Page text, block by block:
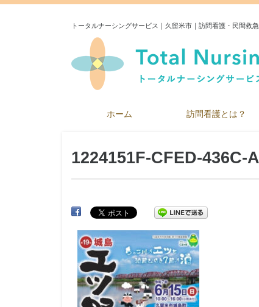
トータルナーシングサービス｜久留米市｜訪問看護・民間救
ホーム 訪問看護とは？
1224151F-CFED-436C-